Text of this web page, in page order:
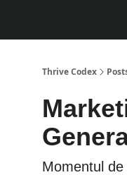
Thrive Codex
Momentul